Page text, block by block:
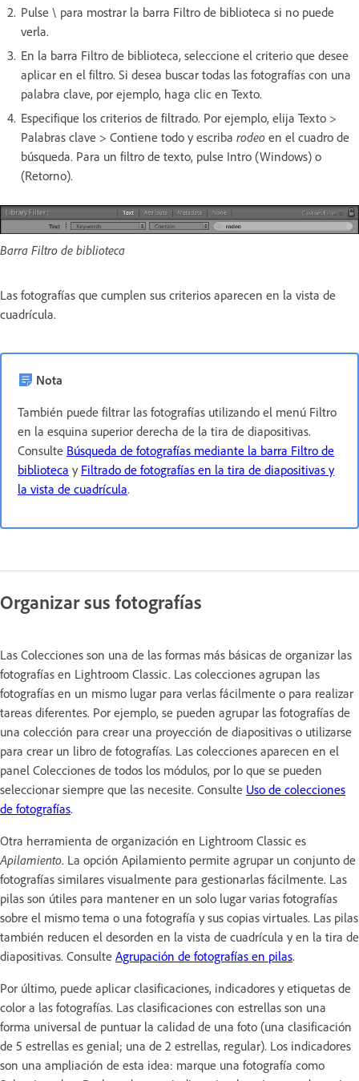
Pulse \ para mostrar la barra Filtro de biblioteca si no puede
verla.
En la barra Filtro de biblioteca, seleccione el criterio que desee
aplicar en el filtro. Si desea buscar todas las fotografías con una
palabra clave, por ejemplo, haga clic en Texto.
Especifique los criterios de filtrado. Por ejemplo, elija Texto >
Palabras clave > Contiene todo y escriba rodeo en el cuadro de
búsqueda. Para un filtro de texto, pulse Intro (Windows) o
(Retorno).
Barra Filtro de biblioteca
Las fotografías que cumplen sus criterios aparecen en la vista de
cuadrícula.
Nota
También puede filtrar las fotografías utilizando el menú Filtro
en la esquina superior derecha de la tira de diapositivas.
Consulte Búsqueda de fotografías mediante la barra Filtro de
biblioteca y Filtrado de fotografías en la tira de diapositivas y
la vista de cuadrícula.
Organizar sus fotografías
Las Colecciones son una de las formas más básicas de organizar las
fotografías en Lightroom Classic. Las colecciones agrupan las
fotografías en un mismo lugar para verlas fácilmente o para realizar
tareas diferentes. Por ejemplo, se pueden agrupar las fotografías de
una colección para crear una proyección de diapositivas o utilizarse
para crear un libro de fotografías. Las colecciones aparecen en el
panel Colecciones de todos los módulos, por lo que se pueden
seleccionar siempre que las necesite. Consulte Uso de colecciones
de fotografías.
Otra herramienta de organización en Lightroom Classic es
Apilamiento. La opción Apilamiento permite agrupar un conjunto de
fotografías similares visualmente para gestionarlas fácilmente. Las
pilas son útiles para mantener en un solo lugar varias fotografías
sobre el mismo tema o una fotografía y sus copias virtuales. Las pilas
también reducen el desorden en la vista de cuadrícula y en la tira de
diapositivas. Consulte Agrupación de fotografías en pilas.
Por último, puede aplicar clasificaciones, indicadores y etiquetas de
color a las fotografías. Las clasificaciones con estrellas son una
forma universal de puntuar la calidad de una foto (una clasificación
de 5 estrellas es genial; una de 2 estrellas, regular). Los indicadores
son una ampliación de esta idea: marque una fotografía como